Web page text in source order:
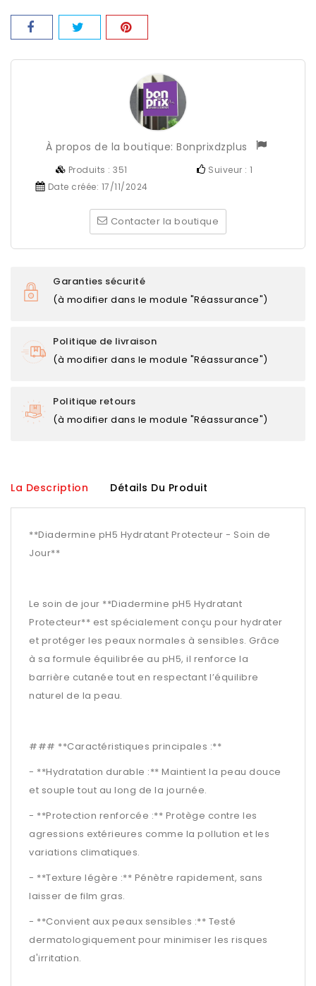
À propos de la boutique:Bonprixdzplus
Produits :351 Suiveur : 1
Date créée: 17/11/2024
Contacter la boutique
Garanties sécurité
(à modifier dans le module "Réassurance")
Politique de livraison
(à modifier dans le module "Réassurance")
Politique retours
(à modifier dans le module "Réassurance")
La Description Détails Du Produit
**Diadermine pH5 Hydratant Protecteur - Soin de
Jour**
Le soin de jour **Diadermine pH5 Hydratant
Protecteur** est spécialement conçu pour hydrater
et protéger les peaux normales à sensibles. Grâce
à sa formule équilibrée au pH5, il renforce la
barrière cutanée tout en respectant l’équilibre
naturel de la peau.
### **Caractéristiques principales :**
- **Hydratation durable :** Maintient la peau douce
et souple tout au long de la journée.
- **Protection renforcée :** Protège contre les
agressions extérieures comme la pollution et les
variations climatiques.
- **Texture légère :** Pénètre rapidement, sans
laisser de film gras.
- **Convient aux peaux sensibles :** Testé
dermatologiquement pour minimiser les risques
d'irritation.